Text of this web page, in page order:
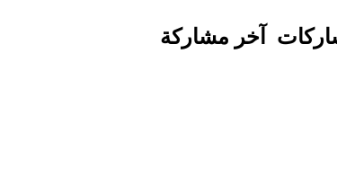
آخر مشاركة